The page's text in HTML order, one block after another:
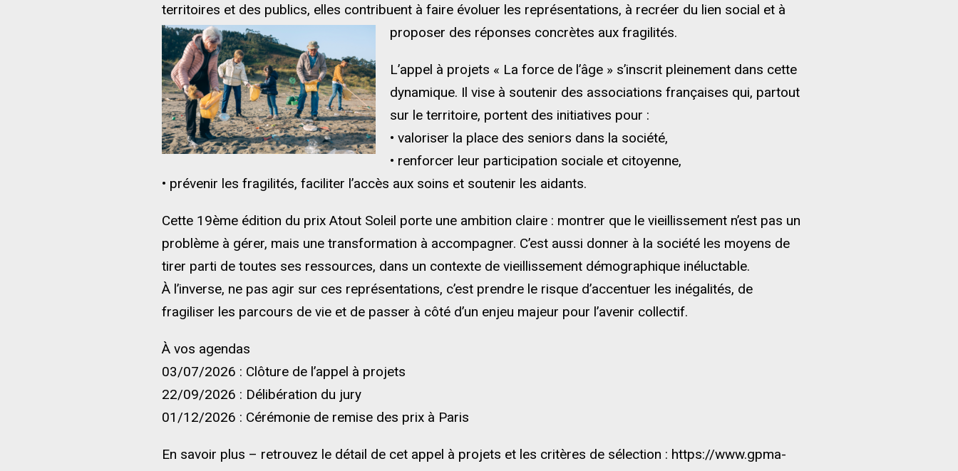
territoires et des publics, elles contribuent à faire évoluer les représentations, à recréer du lien social et à
proposer des réponses concrètes aux fragilités.
L’appel à projets « La force de l’âge » s’inscrit pleinement dans cette
dynamique. Il vise à soutenir des associations françaises qui, partout
sur le territoire, portent des initiatives pour :
• valoriser la place des seniors dans la société,
• renforcer leur participation sociale et citoyenne,
• prévenir les fragilités, faciliter l’accès aux soins et soutenir les aidants.
Cette 19ème édition du prix Atout Soleil porte une ambition claire : montrer que le vieillissement n’est pas un
problème à gérer, mais une transformation à accompagner. C’est aussi donner à la société les moyens de
tirer parti de toutes ses ressources, dans un contexte de vieillissement démographique inéluctable.
À l’inverse, ne pas agir sur ces représentations, c’est prendre le risque d’accentuer les inégalités, de
fragiliser les parcours de vie et de passer à côté d’un enjeu majeur pour l’avenir collectif.
À vos agendas
03/07/2026 : Clôture de l’appel à projets
22/09/2026 : Délibération du jury
01/12/2026 : Cérémonie de remise des prix à Paris
En savoir plus – retrouvez le détail de cet appel à projets et les critères de sélection : https://www.gpma-